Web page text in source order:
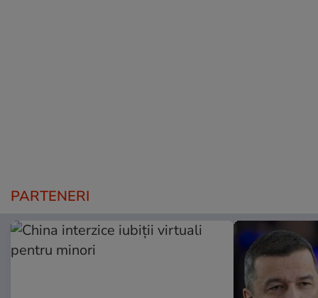
PARTENERI